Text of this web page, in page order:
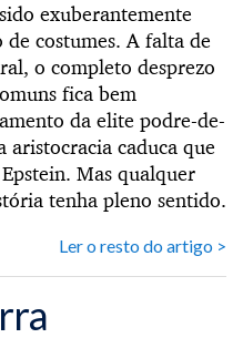
exuberantemente
costumes. A falta de
o completo desprezo
fica bem
da elite podre-de-
aristocracia caduca que
Mas qualquer
tenha pleno sentido.
Ler o resto do artigo >